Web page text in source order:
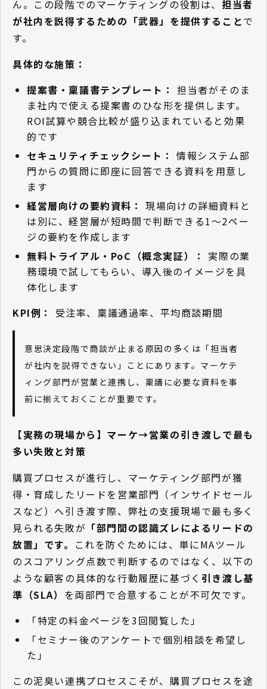
ん。この段階でのマーケティングの役割は、 担当者
が社内を説得するための「武器」を提供することで
す。
具体的な施策：
提案書・稟議書テンプレート： 担当者がそのま
ま社内で使える提案書のひな形を提供します。
ROI試算や競合比較が盛り込まれていると効果
的です
セキュリティチェックシート： 情報システム部
門からの質問に即座に回答できる資料を用意し
ます
経営層向けの要約資料： 現場向けの詳細資料と
は別に、経営層が短時間で判断できる1〜2ペー
ジの要約を作成します
無料トライアル・PoC（概念実証）：
実際の業
務環境で試してもらい、導入後のイメージを具
体化します
KPI例：
受注率、稟議通過率、平均商談期間
意思決定段階で商談が止まる原因の多くは「担当者
が社内を説得できない」ことにあります。マーケテ
ィング部門が営業と連携し、稟議に必要な資料を事
前に揃えておくことが重要です。
【実務の現場から】マーケ→営業の引き渡しで最も
多い失敗と対策
購買プロセスが進行し、マーケティング部門が獲
得・育成したリードを営業部門（インサイドセール
スなど）へ引き渡す際、弊社の支援現場で最も多く
見られる失敗が 「部門間の認識ズレによるリードの
放置」 です。 これを防ぐためには、単にMAツール
のスコアリング点数で判断するのではなく、以下の
ような顧客の具体的な行動履歴に基づく 引き渡し基
準（SLA） を両部門で合意することが不可欠です。
「特定の料金ページを3回閲覧した」
「セミナー後のアンケートで個別相談を希望し
た」
この泥臭い連携プロセスこそが、購買プロセスを途